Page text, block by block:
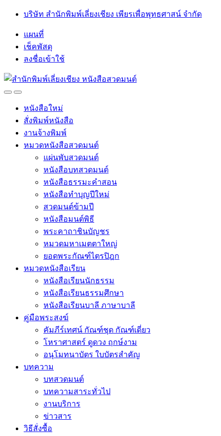
Skip
navigation
Skip
บริษัท สำนักพิมพ์เลี่ยงเชียง เพียรเพื่อพุทธศาสน์ จำกัด
แผนที่
เช็คพัสดุ
ลงชื่อเข้าใช้
OpenClose
หนังสือใหม่
สั่งพิมพ์หนังสือ
งานจ้างพิมพ์
หมวดหนังสือสวดมนต์
แผ่นพับสวดมนต์
หนังสือบทสวดมนต์
หนังสือธรรมะคำสอน
หนังสือทำบุญปีใหม่
สวดมนต์ข้ามปี
หนังสือมนต์พิธี
พระคาถาชินบัญชร
หมวดมหาเมตตาใหญ่
ยอดพระกัณฑ์ไตรปิฎก
หมวดหนังสือเรียน
หนังสือเรียนนักธรรม
หนังสือเรียนธรรมศึกษา
หนังสือเรียนบาลี ภาษาบาลี
คู่มือพระสงฆ์
คัมภีร์เทศน์ กัณฑ์ชุด กัณฑ์เดี่ยว
โหราศาสตร์ ดูดวง ฤกษ์งาม
อนุโมทนาบัตร ใบบัตรสำคัญ
บทความ
บทสวดมนต์
บทความสาระทั่วไป
งานบริการ
ข่าวสาร
วิธีสั่งซื้อ